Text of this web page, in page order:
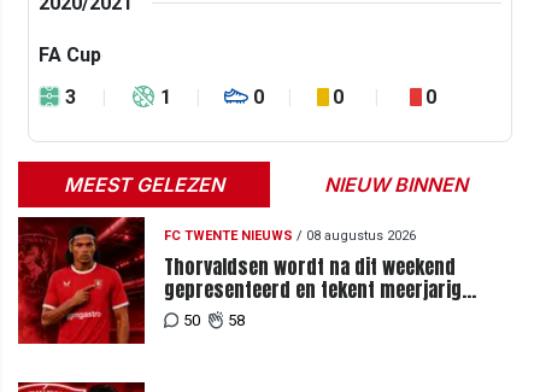
FA Cup
3
1 0 0 0
MEEST GELEZEN NIEUW BINNEN
FC TWENTE NIEUWS / 08 augustus 2026
Thorvaldsen wordt na dit weekend
gepresenteerd en tekent meerjarig
contract bij FC Twente
50 58